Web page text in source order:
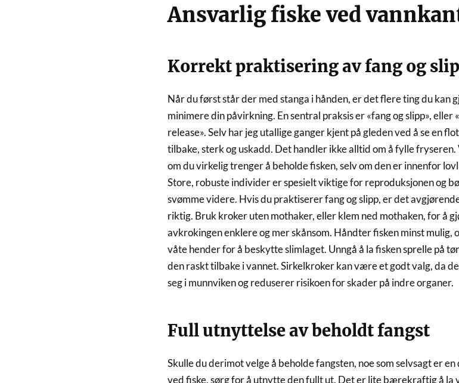
Ansvarlig fiske ved
Korrekt praktisering av fang og
Når du først står der med stanga i hånden, er det flere ting du kan
minimere din påvirkning. En sentral praksis er «fang og slipp», eller
release». Selv har jeg utallige ganger kjent på gleden ved å se en
tilbake, sterk og uskadd. Det handler ikke alltid om å fylle
om du virkelig trenger å beholde fisken, selv om den er innenfor
Store, robuste individer er spesielt viktige for reproduksjonen og
svømme videre. Hvis du praktiserer fang og slipp, er det
riktig. Bruk kroker uten mothaker, eller klem ned mothaken, for å
avkrokingen enklere og mer skånsom. Håndter fisken minst mulig,
våte hender for å beskytte slimlaget. Unngå å la fisken sprelle på
den raskt tilbake i vannet. Sirkelkroker kan være et godt valg, da
seg i munnviken og reduserer risikoen for skader på indre organer.
Full utnyttelse av beholdt fangst
Skulle du derimot velge å beholde fangsten, noe som selvsagt er en
ved fiske, sørg for å utnytte den fullt ut. Det er lite bærekraftig å la